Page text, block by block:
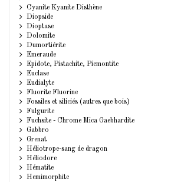
Cyanite Kyanite Disthène
Diopside
Dioptase
Dolomite
Dumortiérite
Emeraude
Epidote, Pistachite, Piemontite
Euclase
Eudialyte
Fluorite Fluorine
Fossiles et siliciés (autres que bois)
Fulgurite
Fuchsite - Chrome Mica Gaebhardite
Gabbro
Grenat
Héliotrope-sang de dragon
Héliodore
Hématite
Hemimorphite